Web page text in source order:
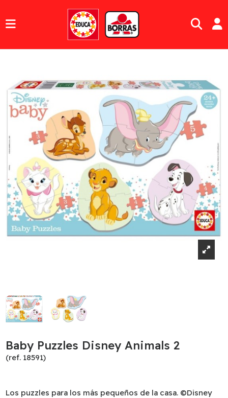
Baby Puzzles Disney Animals 2
(ref. 18591)
Los puzzles para los más pequeños de la casa. ©Disney